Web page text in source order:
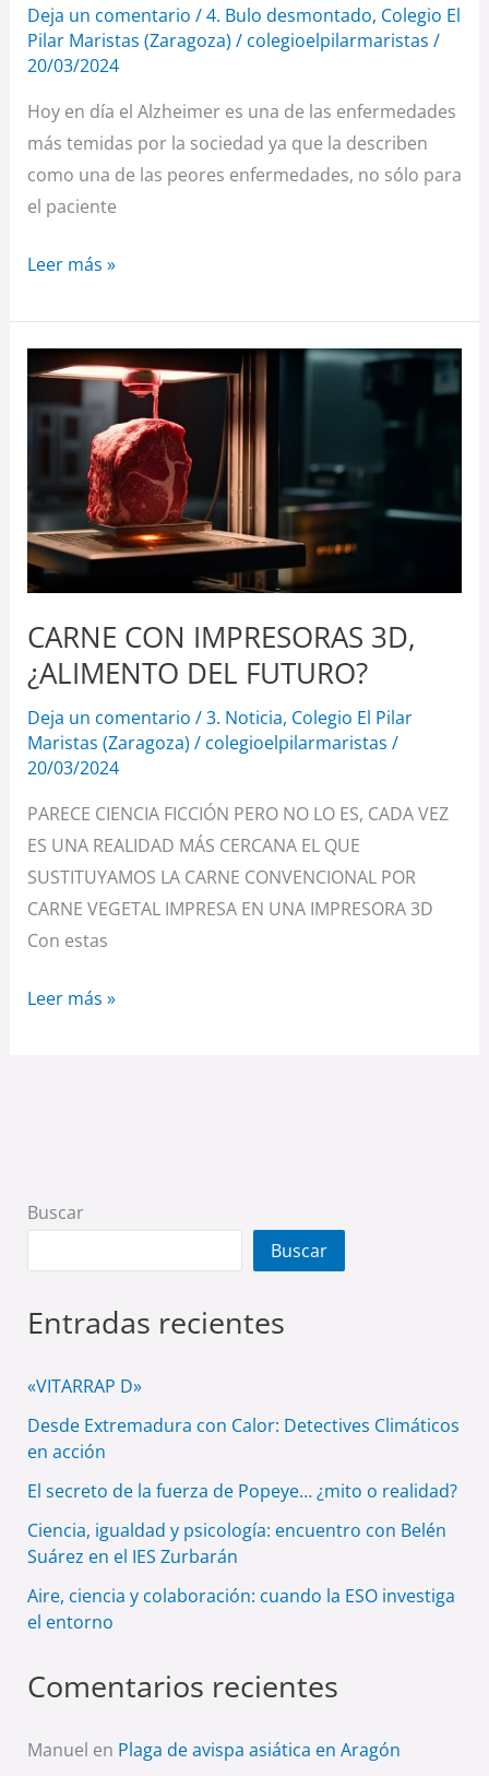
Deja un comentario /4. Bulo desmontado, Colegio El
Pilar Maristas (Zaragoza) / colegioelpilarmaristas /
20/03/2024
Hoy en día el Alzheimer es una de las enfermedades
más temidas por la sociedad ya que la describen
como una de las peores enfermedades, no sólo para
el paciente
Leer más »
CARNE CON IMPRESORAS 3D,
¿ALIMENTO DEL FUTURO?
Deja un comentario /3. Noticia, Colegio El Pilar
Maristas (Zaragoza) / colegioelpilarmaristas /
20/03/2024
PARECE CIENCIA FICCIÓN PERO NO LO ES, CADA VEZ
ES UNA REALIDAD MÁS CERCANA EL QUE
SUSTITUYAMOS LA CARNE CONVENCIONAL POR
CARNE VEGETAL IMPRESA EN UNA IMPRESORA 3D
Con estas
CARNE
IMPRESORAS
¿ALIMENTO
DEL
FUTURO?
Leer más »
Buscar
Buscar
Entradas recientes
«VITARRAP D»
Desde Extremadura con Calor: Detectives Climáticos
en acción
El secreto de la fuerza de Popeye… ¿mito o realidad?
Ciencia, igualdad y psicología: encuentro con Belén
Suárez en el IES Zurbarán
Aire, ciencia y colaboración: cuando la ESO investiga
el entorno
Comentarios recientes
Manuel en Plaga de avispa asiática en Aragón